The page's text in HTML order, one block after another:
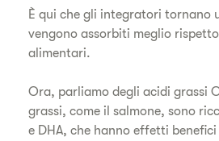
È qui che gli integratori tornano
vengono assorbiti meglio
alimentari.
Ora, parliamo degli acidi grassi
grassi, come il salmone, sono
e DHA, che hanno effetti benefici